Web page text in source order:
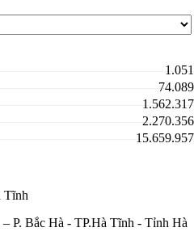
1.051
74.089
1.562.317
2.270.356
15.659.957
Tĩnh
P. Bắc Hà - TP.Hà Tĩnh - Tỉnh Hà